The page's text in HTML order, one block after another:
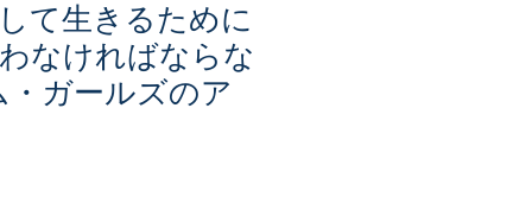
て生きるために
なければならな
ガールズのア